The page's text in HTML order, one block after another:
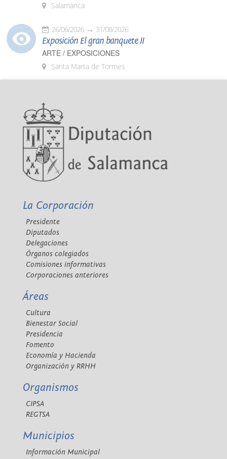
Salamanca
26/06/2026 31/08/2026
Exposición El gran banquete II
ARTE / EXPOSICIONES
Santa Marta de Tormes
La Corporación
Presidente
Diputados
Delegaciones
Órganos colegiados
Comisiones informativas
Corporaciones anteriores
Áreas
Cultura
Bienestar Social
Presidencia
Fomento
Economía y Hacienda
Organización y RRHH
Organismos
CIPSA
REGTSA
Municipios
Información Municipal